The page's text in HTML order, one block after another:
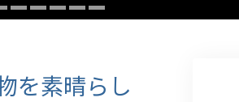
ターゲットとゴール
を素晴らし